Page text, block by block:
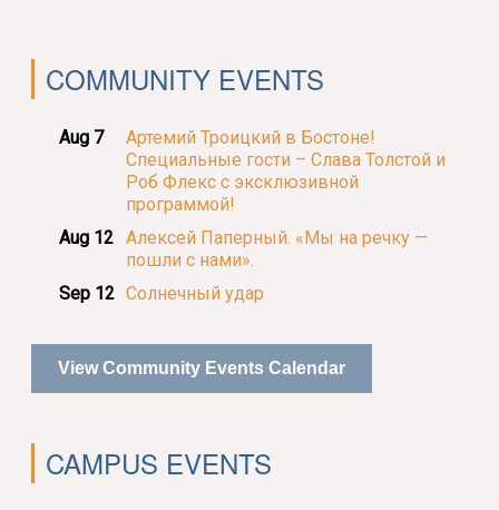
COMMUNITY EVENTS
Aug 7
Артемий Троицкий в Бостоне!
Специальные гости – Слава Толстой и
Роб Флекс с эксклюзивной
программой!
Aug 12 Алексей Паперный. «Мы на речку —
пошли с нами».
Sep 12 Солнечный удар
View Community Events Calendar
CAMPUS EVENTS